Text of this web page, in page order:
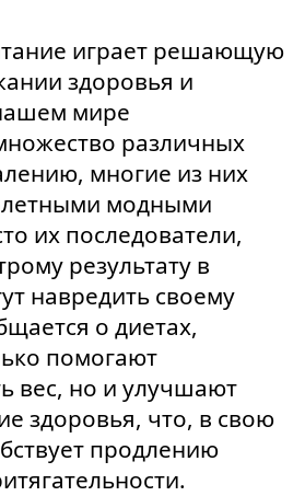
играет решающую
здоровья и
мире
различных
многие из них
модными
их последователи,
результату в
навредить своему
о диетах,
помогают
вес, но и улучшают
здоровья, что, в свою
продлению